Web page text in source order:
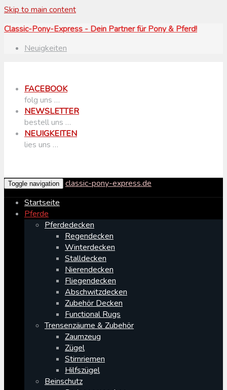
Skip to main content
Classic-Pony-Express - Dein Partner für Pony & Pferd!
Neuigkeiten
FACEBOOK
folg uns …
NEWSLETTER
bestell uns …
NEUIGKEITEN
lies uns …
Toggle navigation
classic-pony-express.de
Startseite
Pferde
Pferdedecken
Regendecken
Winterdecken
Stalldecken
Nierendecken
Fliegendecken
Abschwitzdecken
Zubehör Decken
Functional Rugs
Trensenzäume & Zubehör
Zaumzeug
Zügel
Stirnriemen
Hilfszügel
Beinschutz